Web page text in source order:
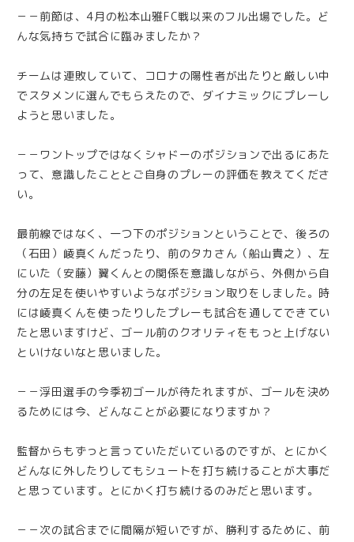
－－前節は、4月の松本山雅FC戦以来のフル出場でした。ど
んな気持ちで試合に臨みましたか？
チームは連敗していて、コロナの陽性者が出たりと厳しい中
でスタメンに選んでもらえたので、ダイナミックにプレーし
ようと思いました。
－－ワントップではなくシャドーのポジションで出るにあた
って、意識したこととご自身のプレーの評価を教えてくださ
い。
最前線ではなく、一つ下のポジションということで、後ろの
（石田）崚真くんだったり、前のタカさん（船山貴之）、左
にいた（安藤）翼くんとの関係を意識しながら、外側から自
分の左足を使いやすいようなポジション取りをしました。時
には崚真くんを使ったりしたプレーも試合を通してできてい
たと思いますけど、ゴール前のクオリティをもっと上げない
といけないなと思いました。
－－浮田選手の今季初ゴールが待たれますが、ゴールを決め
るためには今、どんなことが必要になりますか？
監督からもずっと言っていただいているのですが、とにかく
どんなに外したりしてもシュートを打ち続けることが大事だ
と思っています。とにかく打ち続けるのみだと思います。
－－次の試合までに間隔が短いですが、勝利するために、前